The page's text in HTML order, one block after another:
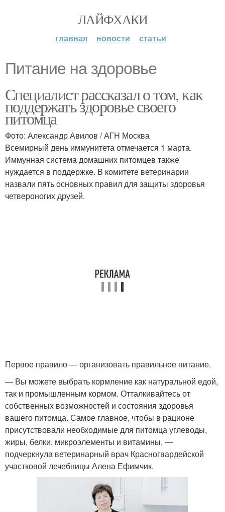
ЛАЙФХАКИ
главная новости статьи
Питание на здоровье
Специалист рассказал о том, как
поддержать здоровье своего
питомца
Фото: Александр Авилов / АГН Москва
Всемирный день иммунитета отмечается 1 марта.
Иммунная система домашних питомцев также
нуждается в поддержке. В комитете ветеринарии
назвали пять основных правил для защиты здоровья
четвероногих друзей.
Первое правило — организовать правильное питание.
— Вы можете выбрать кормление как натуральной едой,
так и промышленным кормом. Отталкивайтесь от
собственных возможностей и состояния здоровья
вашего питомца. Самое главное, чтобы в рационе
присутствовали необходимые для питомца углеводы,
жиры, белки, микроэлементы и витамины, —
подчеркнула ветеринарный врач Красногвардейской
участковой лечебницы Алена Ефимчик.